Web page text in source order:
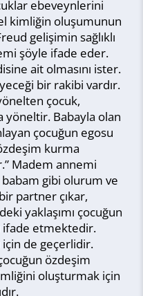
ebeveynlerini
kimliğin oluşumunun
gelişimin sağlıklı
şöyle ifade eder.
ait olmasını ister.
bir rakibi vardır.
çocuk,
yöneltir. Babayla olan
çocuğun egosu
kurma
Madem annemi
gibi olurum ve
partner çıkar,
yaklaşımı çocuğun
ifade etmektedir.
için de geçerlidir.
özdeşim
oluşturmak için